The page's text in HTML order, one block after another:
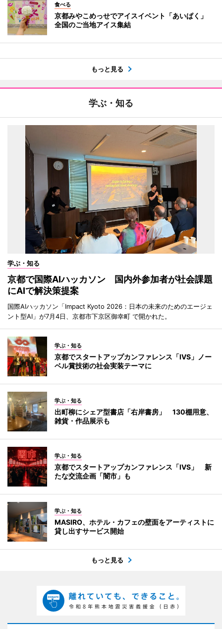
食べる
京都みやこめっせでアイスイベント「あいぱく」
全国のご当地アイス集結
もっと見る
学ぶ・知る
学ぶ・知る
京都で国際AIハッカソン 国内外参加者が社会課題
にAIで解決策提案
国際AIハッカソン「Impact Kyoto 2026：日本の未来のためのエージェ
ント型AI」が7月4日、京都市下京区御幸町 で開かれた。
学ぶ・知る
京都でスタートアップカンファレンス「IVS」ノー
ベル賞技術の社会実装テーマに
学ぶ・知る
出町柳にシェア型書店「右岸書房」 130棚用意、
雑貨・作品展示も
学ぶ・知る
京都でスタートアップカンファレンス「IVS」 新
たな交流企画「闇市」も
学ぶ・知る
MASIRO、ホテル・カフェの壁面をアーティストに
貸し出すサービス開始
もっと見る